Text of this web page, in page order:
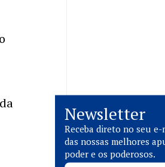
Newsletter
Receba direto no seu
das nossas melhores
poder e os poderosos.